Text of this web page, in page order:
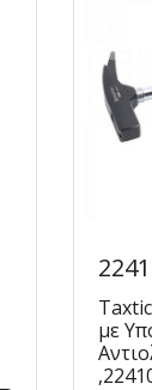
με